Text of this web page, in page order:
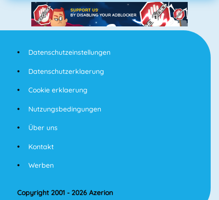
Datenschutzeinstellungen
Datenschutzerklaerung
Cookie erklaerung
Nutzungsbedingungen
Über uns
Kontakt
Werben
Copyright 2001 - 2026 Azerion